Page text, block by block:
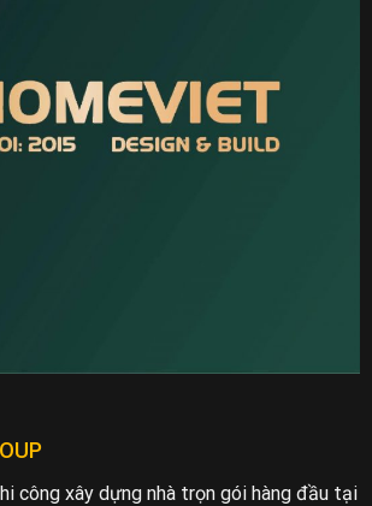
công xây dựng nhà trọn gói hàng đầu tại